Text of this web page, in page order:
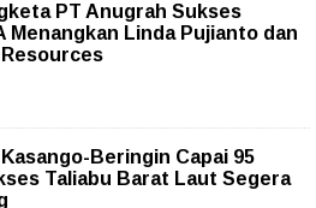
PT Anugrah Sukses
Menangkan Linda Pujianto dan
Resources
Beringin Capai 95
Taliabu Barat Laut Segera